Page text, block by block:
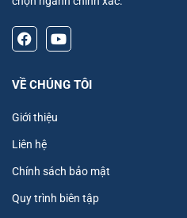
VỀ CHÚNG TÔI
Giới thiệu
Liên hệ
Chính sách bảo mật
Quy trình biên tập